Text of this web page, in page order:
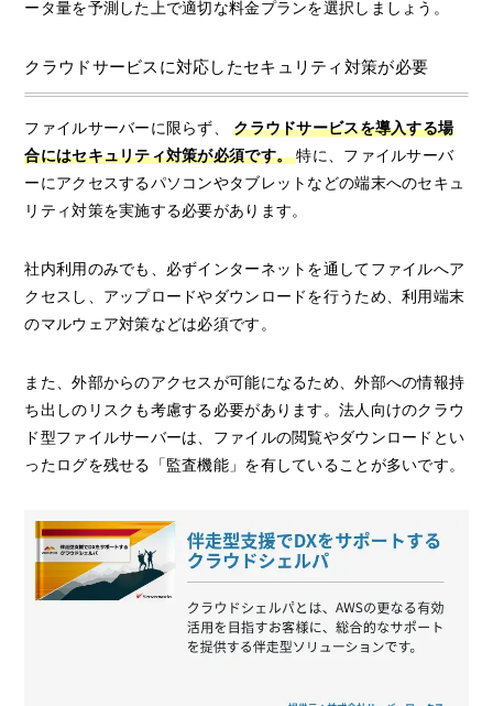
ータ量を予測した上で適切な料金プランを選択しましょう。
クラウドサービスに対応したセキュリティ対策が必要
ファイルサーバーに限らず、クラウドサービスを導入する場
合にはセキュリティ対策が必須です。特に、ファイルサーバ
ーにアクセスするパソコンやタブレットなどの端末へのセキュ
リティ対策を実施する必要があります。
社内利用のみでも、必ずインターネットを通してファイルへア
クセスし、アップロードやダウンロードを行うため、利用端末
のマルウェア対策などは必須です。
また、外部からのアクセスが可能になるため、外部への情報持
ち出しのリスクも考慮する必要があります。法人向けのクラウ
ド型ファイルサーバーは、ファイルの閲覧やダウンロードとい
ったログを残せる「監査機能」を有していることが多いです。